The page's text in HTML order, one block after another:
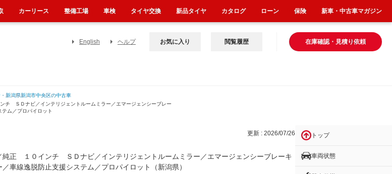
English ヘルプ 在庫確認・見積り依頼
お気に入り 閲覧履歴
新潟県新潟市中央区の中古車
ＳＤナビ／インテリジェントルームミラー／エマージェンシーブレー
ム／プロパイロット
更新 : 2026/07/26
正 １０インチ ＳＤナビ／インテリジェントルームミラー／エマージェンシーブレーキ
車線逸脱防止支援システム／プロパイロット（新潟県）
トップ
車両状態
カーリース 整備工場 車検 タイヤ交換 新品タイヤ カタログ ローン 保険 新車・中古車マガジン